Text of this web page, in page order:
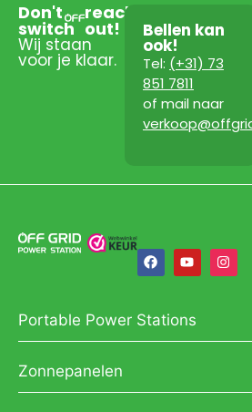
Don't
switch
reach
out!
Wij staan
voor je klaar.
Bellen kan
ook!
Tel: (+31) 73
851 7811
of mail naar
Portable Power Stations
Zonnepanelen